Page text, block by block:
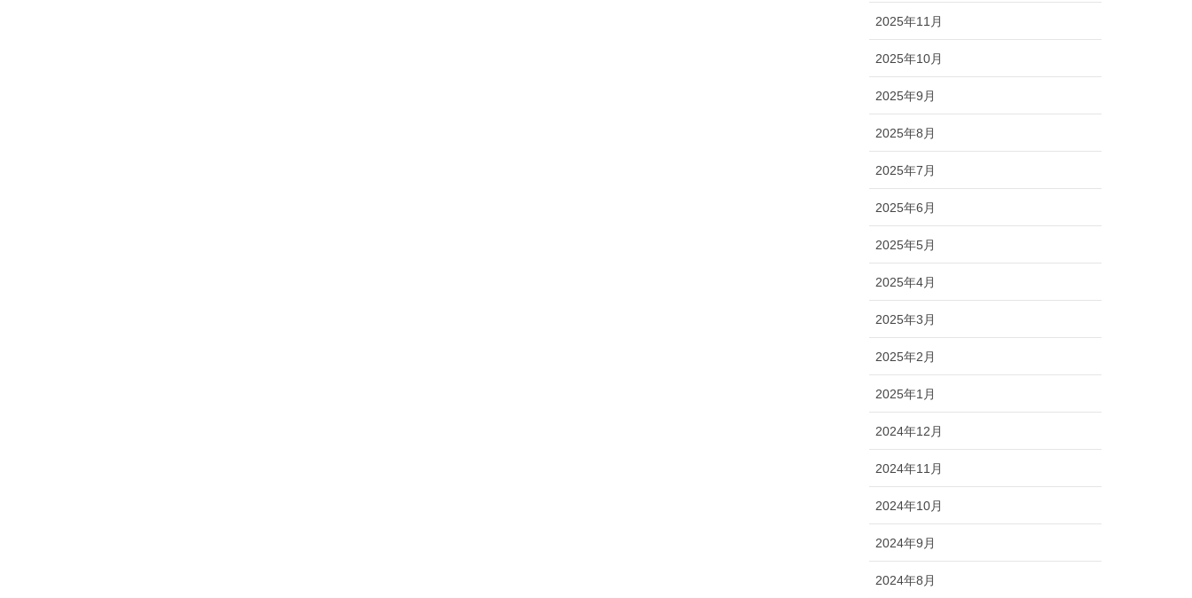
2025年11月
2025年10月
2025年9月
2025年8月
2025年7月
2025年6月
2025年5月
2025年4月
2025年3月
2025年2月
2025年1月
2024年12月
2024年11月
2024年10月
2024年9月
2024年8月